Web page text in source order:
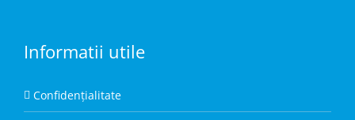
Informatii utile
Confidențialitate